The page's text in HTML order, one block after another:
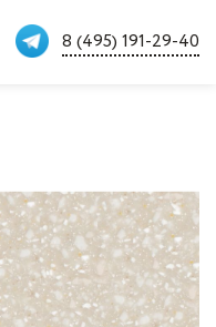
8 (495) 191-29-40